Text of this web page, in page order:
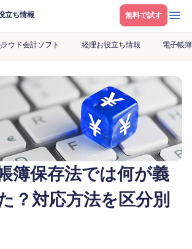
立ち情報 無料で試す メニ
ウド会計ソフト 経理お役立ち情報 電子帳
簿保存法では何が義
？対応方法を区分別